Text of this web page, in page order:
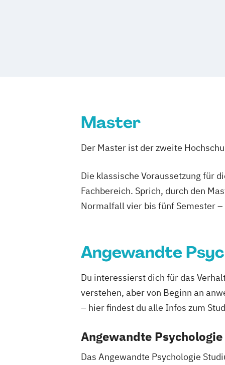
Wirtschaftspsychologie mit
Master
Der Master ist der zweite
Die klassische Voraussetzung für
Fachbereich. Sprich, durch den
Normalfall vier bis fünf Semester
Angewandte
Du interessierst dich für das
verstehen, aber von Beginn an
– hier findest du alle Infos zum
Angewandte
Das Angewandte Psychologie